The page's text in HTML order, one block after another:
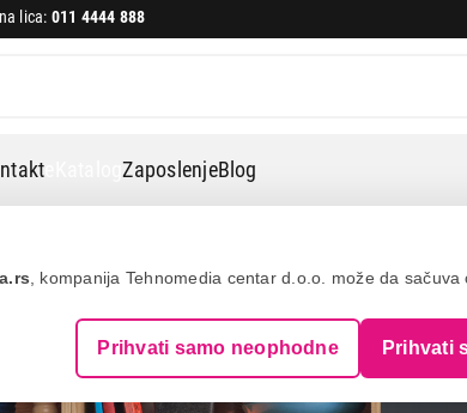
, kompanija Tehnomedia centar d.o.o. može da sačuva
Prihvati samo neophodne Prihvati
lica: 011 4444 888
eKatalogZaposlenjeBlog
uz vrhunske